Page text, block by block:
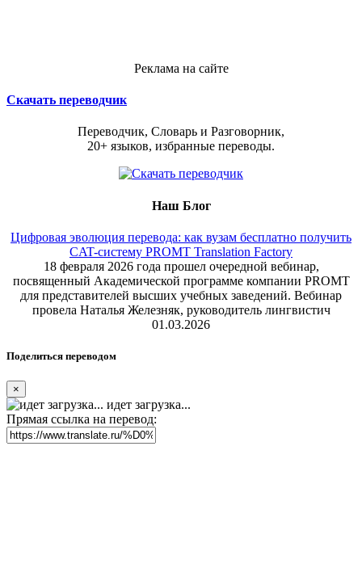
Реклама на сайте
Скачать переводчик
Переводчик, Словарь и Разговорник,
20+ языков, избранные переводы.
Наш Блог
Цифровая эволюция перевода: как вузам бесплатно получить
CAT-систему PROMT Translation Factory
18 февраля 2026 года прошел очередной вебинар,
посвященный Академической программе компании PROMT
для представителей высших учебных заведений. Вебинар
провела Наталья Железняк, руководитель лингвистич
01.03.2026
Поделиться переводом
×
идет загрузка...
Прямая ссылка на перевод: